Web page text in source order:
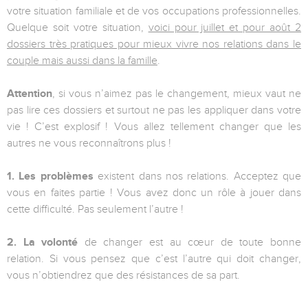
votre situation familiale et de vos occupations professionnelles.
Quelque soit votre situation, voici pour juillet et pour août 2
dossiers très pratiques pour mieux vivre nos relations dans le
couple mais aussi dans la famille.
Attention, si vous n’aimez pas le changement, mieux vaut ne
pas lire ces dossiers et surtout ne pas les appliquer dans votre
vie ! C’est explosif ! Vous allez tellement changer que les
autres ne vous reconnaîtrons plus !
1. Les problèmes existent dans nos relations. Acceptez que
vous en faites partie ! Vous avez donc un rôle à jouer dans
cette difficulté. Pas seulement l’autre !
2. La volonté de changer est au cœur de toute bonne
relation. Si vous pensez que c’est l’autre qui doit changer,
vous n’obtiendrez que des résistances de sa part.